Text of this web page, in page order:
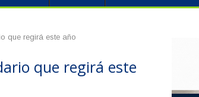
que regirá este año
que regirá este